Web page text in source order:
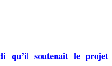
qu’il soutenait le projet